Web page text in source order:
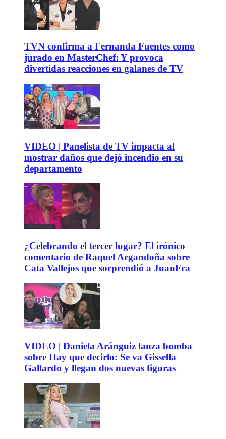
TVN confirma a Fernanda Fuentes como
jurado en MasterChef: Y provoca
divertidas reacciones en galanes de TV
VIDEO | Panelista de TV impacta al
mostrar daños que dejó incendio en su
departamento
¿Celebrando el tercer lugar? El irónico
comentario de Raquel Argandoña sobre
Cata Vallejos que sorprendió a JuanFra
VIDEO | Daniela Aránguiz lanza bomba
sobre Hay que decirlo: Se va Gissella
Gallardo y llegan dos nuevas figuras